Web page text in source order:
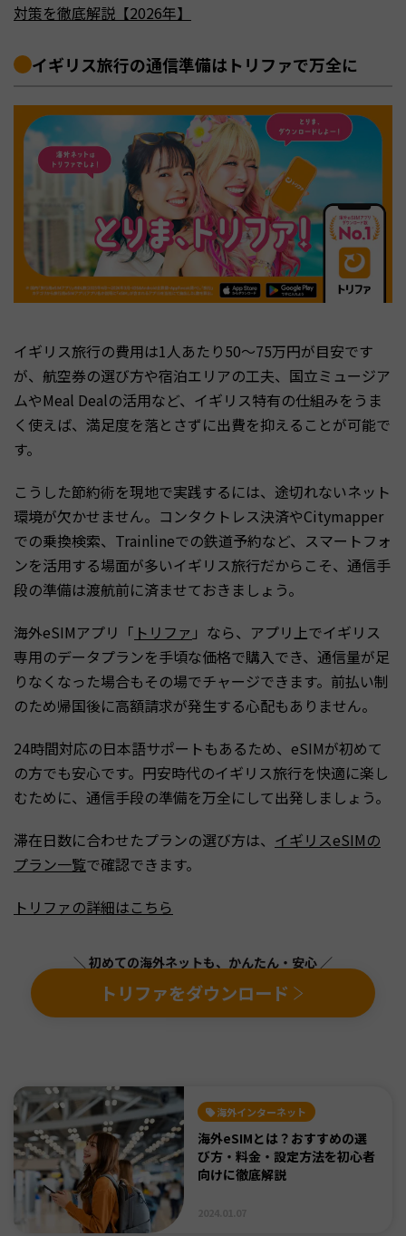
対策を徹底解説【2026年】
イギリス旅行の通信準備はトリファで万全に
イギリス旅行の費用は1人あたり50〜75万円が目安です
が、航空券の選び方や宿泊エリアの工夫、国立ミュージア
ムやMeal Dealの活用など、イギリス特有の仕組みをうま
く使えば、満足度を落とさずに出費を抑えることが可能で
す。
こうした節約術を現地で実践するには、途切れないネット
環境が欠かせません。コンタクトレス決済やCitymapper
での乗換検索、Trainlineでの鉄道予約など、スマートフォ
ンを活用する場面が多いイギリス旅行だからこそ、通信手
段の準備は渡航前に済ませておきましょう。
海外eSIMアプリ「 トリファ 」なら、アプリ上でイギリス
専用のデータプランを手頃な価格で購入でき、通信量が足
りなくなった場合もその場でチャージできます。前払い制
のため帰国後に高額請求が発生する心配もありません。
24時間対応の日本語サポートもあるため、eSIMが初めて
の方でも安心です。円安時代のイギリス旅行を快適に楽し
むために、通信手段の準備を万全にして出発しましょう。
滞在日数に合わせたプランの選び方は、 イギリスeSIMの
プラン一覧で確認できます。
トリファの詳細はこちら
＼ 初めての海外ネットも、かんたん・安心 ／
トリファをダウンロード
海外インターネット
海外eSIMとは？おすすめの選
び方・料金・設定方法を初心者
向けに徹底解説